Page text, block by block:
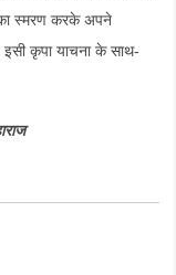
स्मरण करके अपने
कृपा याचना के साथ-